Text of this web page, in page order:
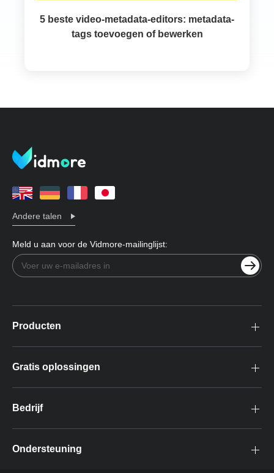
5 beste video-metadata-editors: metadata-
tags toevoegen of bewerken
Andere talen
Meld u aan voor de Vidmore-mailinglijst:
Producten
Gratis oplossingen
Bedrijf
Ondersteuning